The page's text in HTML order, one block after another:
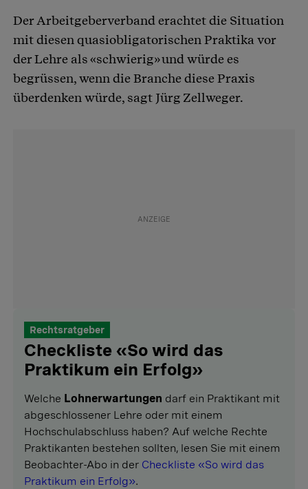
Der Arbeitgeberverband erachtet die Situation
mit diesen quasiobligatorischen Praktika vor
der Lehre als «schwierig» und würde es
begrüssen, wenn die Branche diese Praxis
überdenken würde, sagt Jürg Zellweger.
Rechtsratgeber
Checkliste «So wird das
Praktikum ein Erfolg»
Welche Lohnerwartungen darf ein Praktikant mit
abgeschlossener Lehre oder mit einem
Hochschulabschluss haben? Auf welche Rechte
Praktikanten bestehen sollten, lesen Sie mit einem
Beobachter-Abo in der Checkliste «So wird das
Praktikum ein Erfolg».